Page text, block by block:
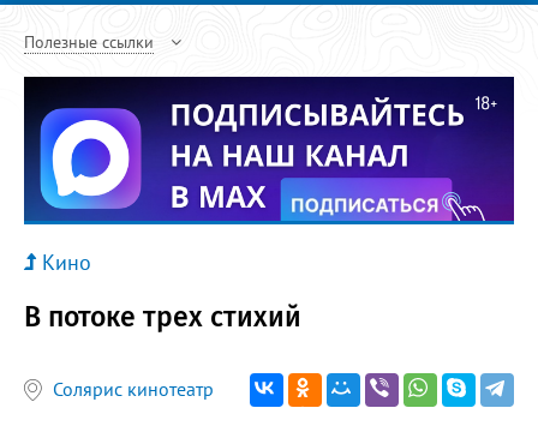
Полезные ссылки
Кино
В потоке трех стихий
Солярис кинотеатр